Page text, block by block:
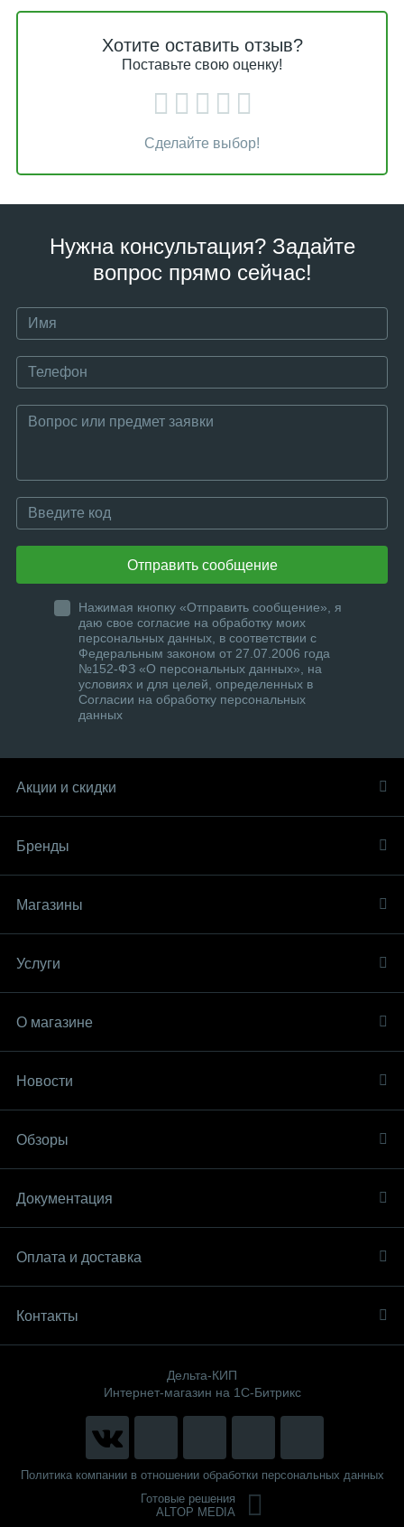
Хотите оставить отзыв?
Поставьте свою оценку!
Сделайте выбор!
Нужна консультация? Задайте
вопрос прямо сейчас!
Отправить сообщение
Нажимая кнопку «Отправить сообщение», я
даю свое согласие на обработку моих
персональных данных, в соответствии с
Федеральным законом от 27.07.2006 года
№152-ФЗ «О персональных данных», на
условиях и для целей, определенных в
Согласии на обработку персональных
данных
Акции и скидки
Бренды
Магазины
Услуги
О магазине
Новости
Обзоры
Документация
Оплата и доставка
Контакты
Дельта-КИП
Интернет-магазин на 1С-Битрикс
Политика компании в отношении обработки персональных данных
Готовые решения
ALTOP MEDIA